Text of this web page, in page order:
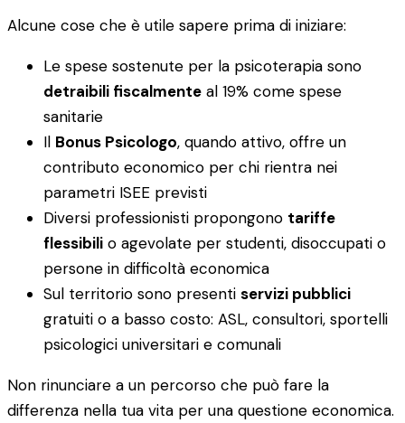
Alcune cose che è utile sapere prima di iniziare:
Le spese sostenute per la psicoterapia sono
detraibili fiscalmente al 19% come spese
sanitarie
Il Bonus Psicologo, quando attivo, offre un
contributo economico per chi rientra nei
parametri ISEE previsti
Diversi professionisti propongono tariffe
flessibili o agevolate per studenti, disoccupati o
persone in difficoltà economica
Sul territorio sono presenti servizi pubblici
gratuiti o a basso costo: ASL, consultori, sportelli
psicologici universitari e comunali
Non rinunciare a un percorso che può fare la
differenza nella tua vita per una questione economica.